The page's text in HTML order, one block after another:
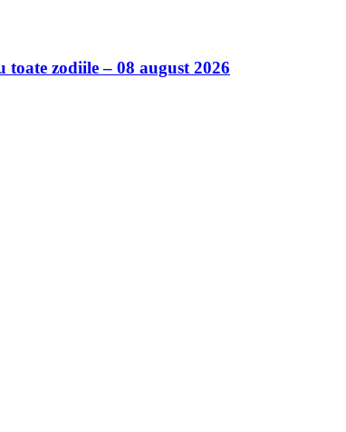
zodiile – 08 august 2026